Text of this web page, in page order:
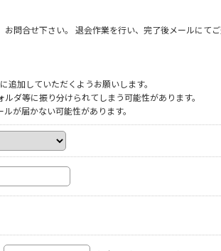
問合せ下さい。 退会作業を行い、完了後メールにてご
加していただくようお願いします。
ダ等に振り分けられてしまう可能性があります。
が届かない可能性があります。